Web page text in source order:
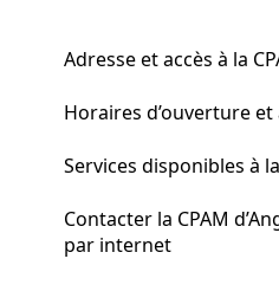
Adresse et accès à la
Horaires d’ouverture
Services disponibles à
Contacter la CPAM
par internet